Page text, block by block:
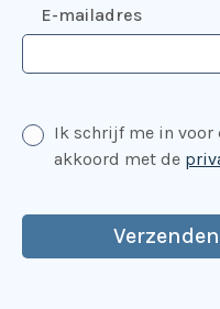
E-mailadres
Ik schrijf me in
akkoord met de